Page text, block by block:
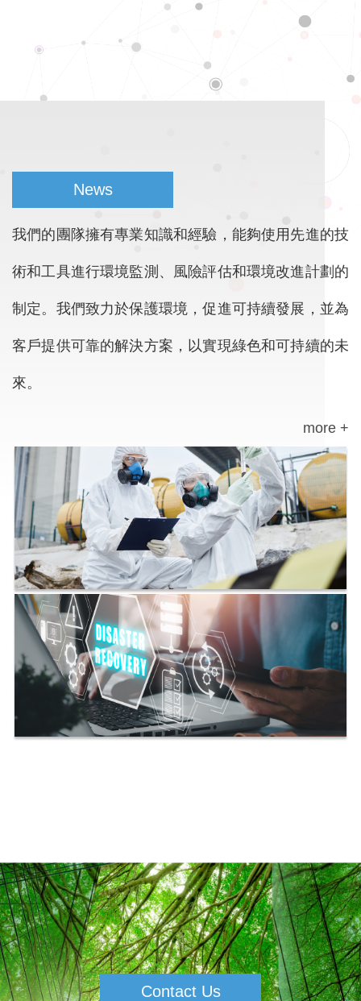
News
我們的團隊擁有專業知識和經驗，能夠使用先進的技
術和工具進行環境監測、風險評估和環境改進計劃的
制定。我們致力於保護環境，促進可持續發展，並為
客戶提供可靠的解決方案，以實現綠色和可持續的未
來。
more +
Contact Us